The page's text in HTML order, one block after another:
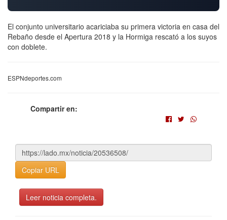
El conjunto universitario acariciaba su primera victoria en casa del
Rebaño desde el Apertura 2018 y la Hormiga rescató a los suyos
con doblete.
ESPNdeportes.com
Compartir en:
Copiar URL
Leer noticia completa.